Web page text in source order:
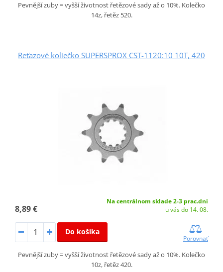
Pevnější zuby = vyšší životnost řetězové sady až o 10%. Kolečko
14z, řetěz 520.
Reťazové koliečko SUPERSPROX CST-1120:10 10T, 420
8,89 €
Na centrálnom sklade 2-3 prac.dni
u vás do 14. 08.
Do košíka
Porovnať
Pevnější zuby = vyšší životnost řetězové sady až o 10%. Kolečko
10z, řetěz 420.